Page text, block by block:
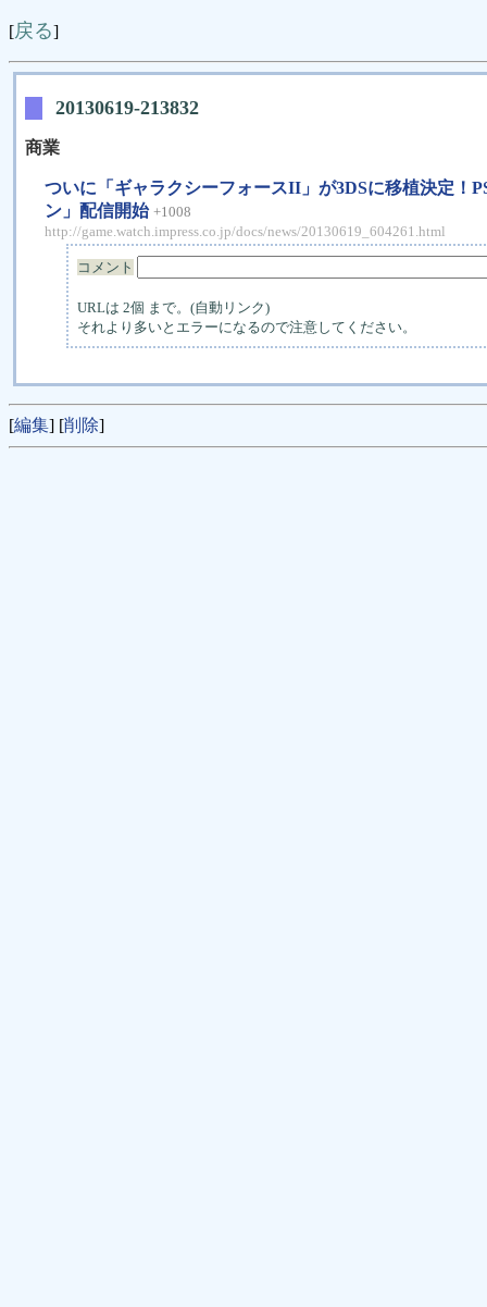
[戻る]
20130619-213832
商業
ついに「ギャラクシーフォースII」が3DSに移植決定！
ン」配信開始 +1008
http://game.watch.impress.co.jp/docs/news/20130619_604261.html
コメント
URLは 2個 まで。(自動リンク)
それより多いとエラーになるので注意してください。
[編集] [削除]